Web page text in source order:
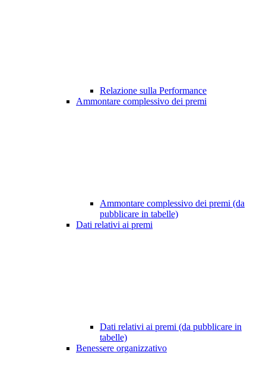
Relazione sulla Performance
Ammontare complessivo dei premi
Ammontare complessivo dei premi (da
pubblicare in tabelle)
Dati relativi ai premi
Dati relativi ai premi (da pubblicare in
tabelle)
Benessere organizzativo